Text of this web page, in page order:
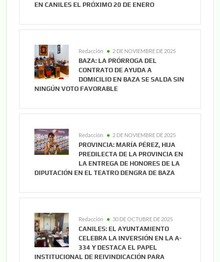
EN CANILES EL PRÓXIMO 20 DE ENERO
Redacción 2 DE NOVIEMBRE DE 2025
BAZA: LA PRÓRROGA DEL
CONTRATO DE AYUDA A
DOMICILIO EN BAZA SE SALDA SIN
NINGÚN VOTO FAVORABLE
Redacción 2 DE NOVIEMBRE DE 2025
PROVINCIA: MARÍA PÉREZ, HIJA
PREDILECTA DE LA PROVINCIA EN
LA ENTREGA DE HONORES DE LA
DIPUTACIÓN EN EL TEATRO DENGRA DE BAZA
Redacción 30 DE OCTUBRE DE 2025
CANILES: EL AYUNTAMIENTO
CELEBRA LA INVERSIÓN EN LA A-
334 Y DESTACA EL PAPEL
INSTITUCIONAL DE REIVINDICACIÓN PARA